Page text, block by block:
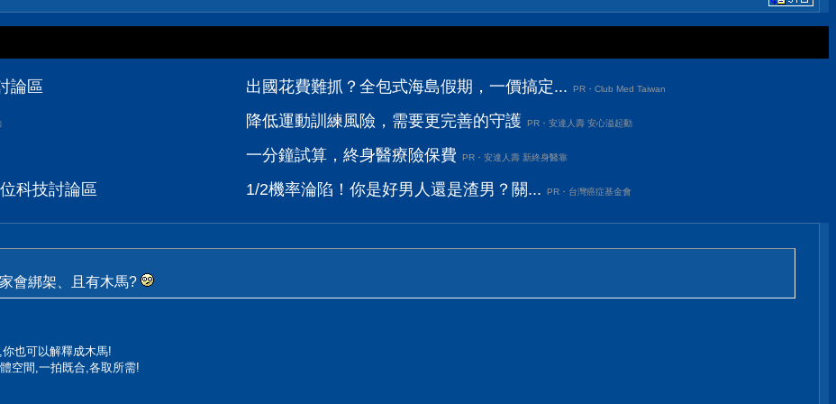
論區
科技討論區
出國花費難抓？全包式海島假期，一價搞定... PR・Club Med Taiwan
降低運動訓練風險，需要更完善的守護 PR・安達人壽 安心溢起動
一分鐘試算，終身醫療險保費 PR・安達人壽 新終身醫靠
1/2機率淪陷！你是好男人還是渣男？關... PR・台灣癌症基金會
會綁架、且有木馬?
也可以解釋成木馬!
空間,一拍既合,各取所需!